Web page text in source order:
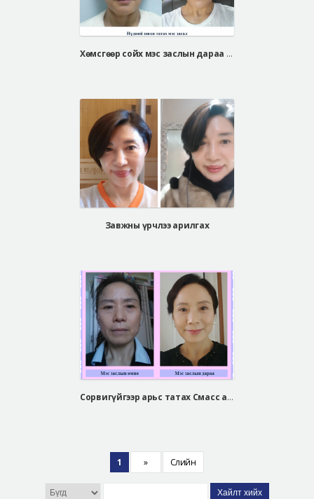
Хөмсгөөр сойх мэс заслын дараа / Чон хуа сон
Завжны үрчлээ арилгах
Сорвигүйгээр арьс татах Смасс арьс таталт
1 » Сүүлийн
Хайлт хийх